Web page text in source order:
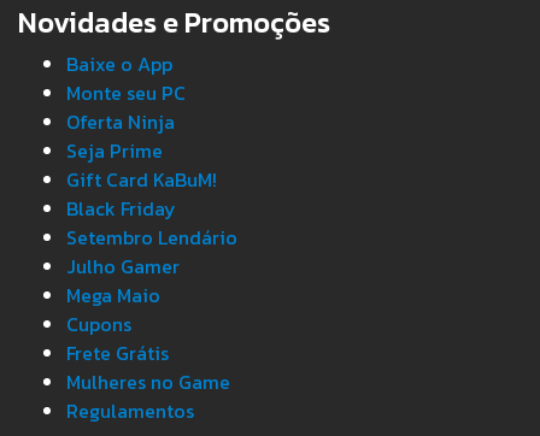
Novidades e Promoções
Baixe o App
Monte seu PC
Oferta Ninja
Seja Prime
Gift Card KaBuM!
Black Friday
Setembro Lendário
Julho Gamer
Mega Maio
Cupons
Frete Grátis
Mulheres no Game
Regulamentos